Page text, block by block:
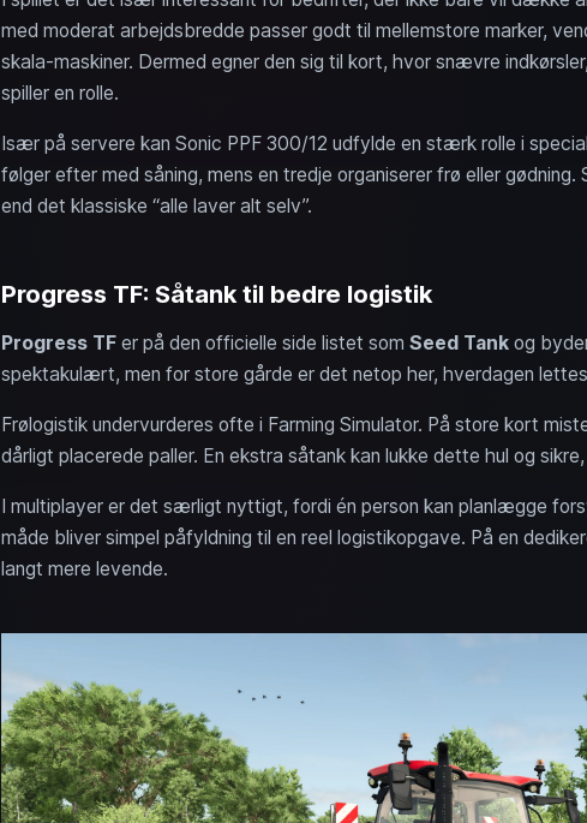
med moderat arbejdsbredde passer godt til mellemstore marker,
skala-maskiner. Dermed egner den sig til kort, hvor snævre
spiller en rolle.
Især på servere kan Sonic PPF 300/12 udfylde en stærk rolle i
følger efter med såning, mens en tredje organiserer frø eller
end det klassiske “alle laver alt selv”.
Progress TF: Såtank til bedre logistik
Progress TFer på den officielle side listet som Seed Tankog
spektakulært, men for store gårde er det netop her, hverdagen
Frølogistik undervurderes ofte i Farming Simulator. På store kort
dårligt placerede paller. En ekstra såtank kan lukke dette hul og
I multiplayer er det særligt nyttigt, fordi én person kan planlægge
måde bliver simpel påfyldning til en reel logistikopgave. På en
langt mere levende.